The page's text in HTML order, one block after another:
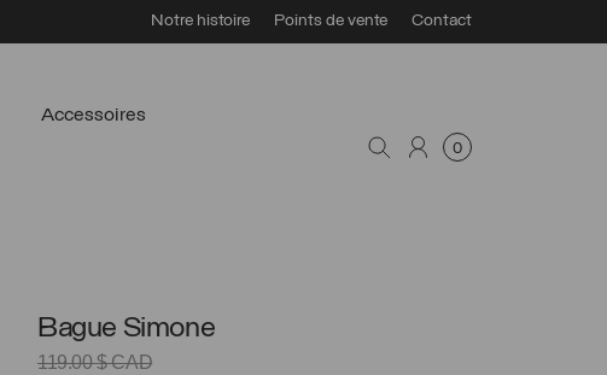
Notre histoire Points de vente Contact
Accessoires
0
Bague Simone
119.00$ CAD